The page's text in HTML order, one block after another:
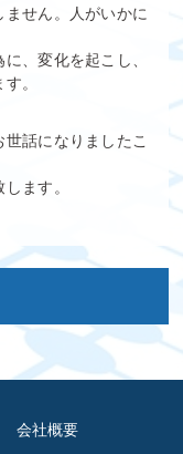
せん。人がいかに
、変化を起こし、
。
話になりましたこ
ます。
会社概要